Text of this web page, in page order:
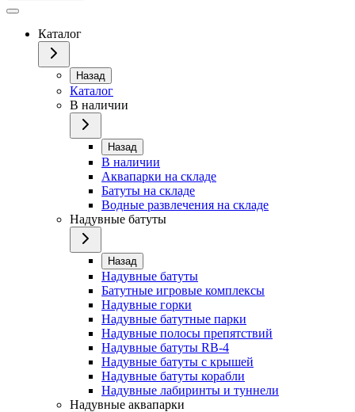
Каталог
Назад
Каталог
В наличии
Назад
В наличии
Аквапарки на складе
Батуты на складе
Водные развлечения на складе
Надувные батуты
Назад
Надувные батуты
Батутные игровые комплексы
Надувные горки
Надувные батутные парки
Надувные полосы препятствий
Надувные батуты RB-4
Надувные батуты с крышей
Надувные батуты корабли
Надувные лабиринты и туннели
Надувные аквапарки